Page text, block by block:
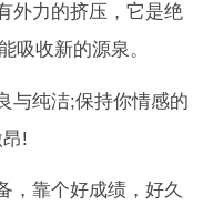
外力的挤压，它是绝
吸收新的源泉。
与纯洁;保持你情感的
!
，靠个好成绩，好久